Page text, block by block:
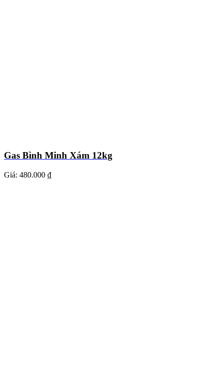
Gas Bình Minh Xám 12kg
Giá: 480.000 ₫